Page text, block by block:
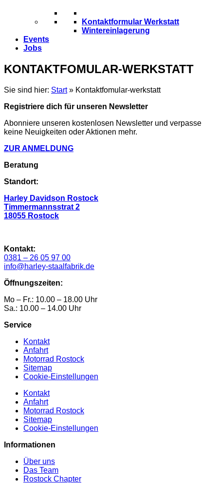
Kontaktformular Werkstatt
Wintereinlagerung
Events
Jobs
KONTAKTFOMULAR-WERKSTATT
Sie sind hier: Start» Kontaktfomular-werkstatt
Registriere dich für unseren Newsletter
Abonniere unseren kostenlosen Newsletter und verpasse
keine Neuigkeiten oder Aktionen mehr.
ZUR ANMELDUNG
Beratung
Standort:
Harley Davidson Rostock
Timmermannsstrat 2
18055 Rostock
Kontakt:
0381 – 26 05 97 00
info@harley-staalfabrik.de
Öffnungszeiten:
Mo – Fr.: 10.00 – 18.00 Uhr
Sa.: 10.00 – 14.00 Uhr
Service
Kontakt
Anfahrt
Motorrad Rostock
Sitemap
Cookie-Einstellungen
Kontakt
Anfahrt
Motorrad Rostock
Sitemap
Cookie-Einstellungen
Informationen
Über uns
Das Team
Rostock Chapter